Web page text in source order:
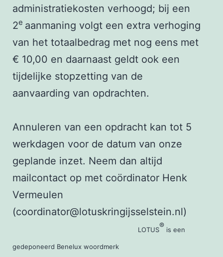
administratiekosten verhoogd; bij een
2e aanmaning volgt een extra verhoging
van het totaalbedrag met nog eens met
€ 10,00 en daarnaast geldt ook een
tijdelijke stopzetting van de
aanvaarding van opdrachten.
Annuleren van een opdracht kan tot 5
werkdagen voor de datum van onze
geplande inzet. Neem dan altijd
mailcontact op met coördinator Henk
Vermeulen
(coordinator@lotuskringijsselstein.nl)
LOTUS® is een
gedeponeerd Benelux woordmerk